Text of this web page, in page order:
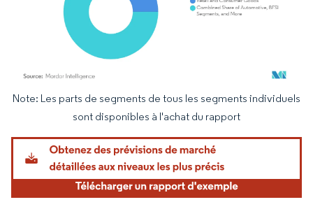
Image © Mordor Intelligence. La réutilisation nécessite une attribution sous CC BY
Note: Les parts de segments de tous les segments individuels
sont disponibles à l'achat du rapport